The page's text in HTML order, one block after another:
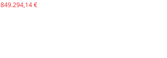
849.294,14 €